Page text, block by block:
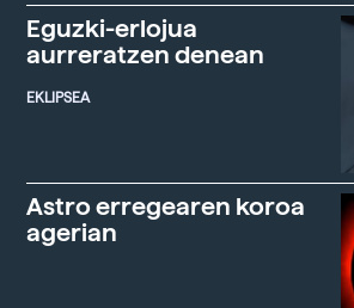
Eguzki-erlojua
aurreratzen denean
EKLIPSEA
Astro erregearen koroa
agerian